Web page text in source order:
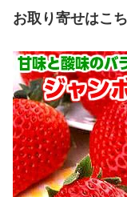
お取り寄せはこ